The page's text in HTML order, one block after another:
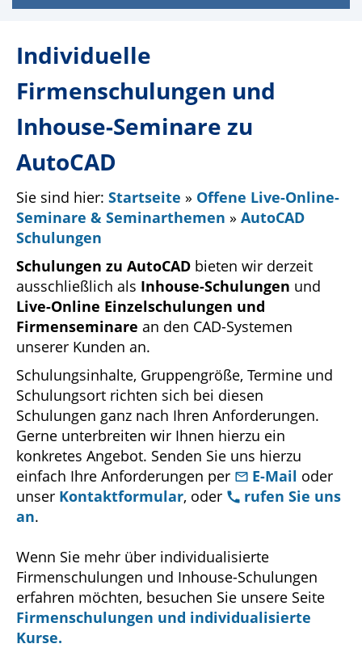
Individuelle
Firmenschulungen und
Inhouse-Seminare zu
AutoCAD
Sie sind hier: Startseite » Offene Live-Online-
Seminare & Seminarthemen » AutoCAD
Schulungen
Schulungen zu AutoCAD bieten wir derzeit
ausschließlich als Inhouse-Schulungen und
Live-Online Einzelschulungen und
Firmenseminare an den CAD-Systemen
unserer Kunden an.
Schulungsinhalte, Gruppengröße, Termine und
Schulungsort richten sich bei diesen
Schulungen ganz nach Ihren Anforderungen.
Gerne unterbreiten wir Ihnen hierzu ein
konkretes Angebot. Senden Sie uns hierzu
einfach Ihre Anforderungen per
E-Mail oder
unser Kontaktformular, oder
rufen Sie uns
an.
Wenn Sie mehr über individualisierte
Firmenschulungen und Inhouse-Schulungen
erfahren möchten, besuchen Sie unsere Seite
Firmenschulungen und individualisierte
Kurse.